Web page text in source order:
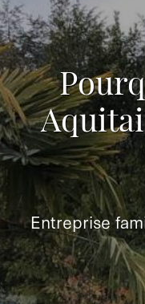
Entreprise